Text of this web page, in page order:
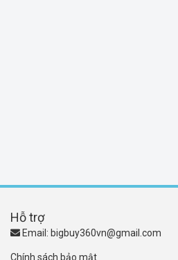
Hỗ trợ
Email: bigbuy360vn@gmail.com
Chính sách bảo mật